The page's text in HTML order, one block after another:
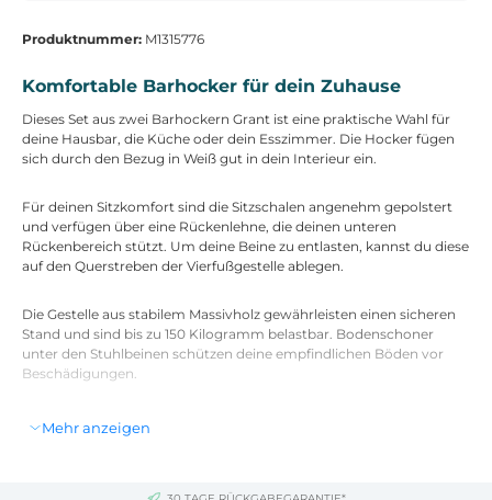
Produktnummer: M1315776
Komfortable Barhocker für dein Zuhause
Dieses Set aus zwei Barhockern Grant ist eine praktische Wahl für
deine Hausbar, die Küche oder dein Esszimmer. Die Hocker fügen
sich durch den Bezug in Weiß gut in dein Interieur ein.
Für deinen Sitzkomfort sind die Sitzschalen angenehm gepolstert
und verfügen über eine Rückenlehne, die deinen unteren
Rückenbereich stützt. Um deine Beine zu entlasten, kannst du diese
auf den Querstreben der Vierfußgestelle ablegen.
Die Gestelle aus stabilem Massivholz gewährleisten einen sicheren
Stand und sind bis zu 150 Kilogramm belastbar. Bodenschoner
unter den Stuhlbeinen schützen deine empfindlichen Böden vor
Beschädigungen.
Technische Daten
Mehr anzeigen